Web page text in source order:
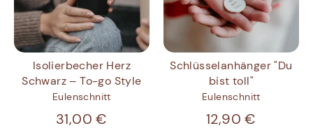
Isolierbecher Herz
Schwarz – To-go Style
Eulenschnitt
31,00 €
Schlüsselanhänger "Du
bist toll"
Eulenschnitt
12,90 €